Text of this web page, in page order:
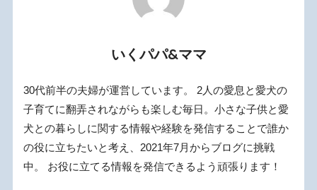
いくパパ&ママ
30代前半の夫婦が運営しています。 2人の愛息と愛犬の
子育てに翻弄されながらも楽しむ毎日。小さな子供と愛
犬との暮らしに関する情報や経験を発信することで誰か
の役に立ちたいと考え、2021年7月からブログに挑戦
中。 お役に立てる情報を発信できるよう頑張ります！